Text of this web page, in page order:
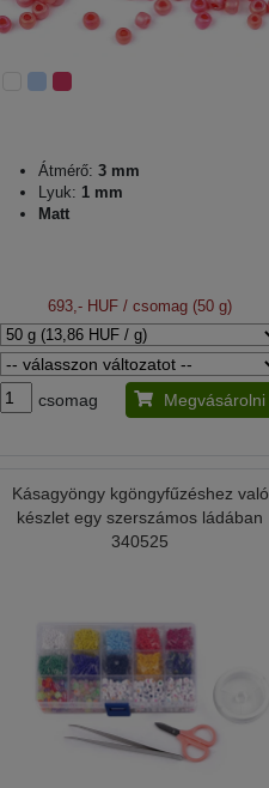
Átmérő: 3 mm
Lyuk: 1 mm
Matt
693,- HUF / csomag (50 g)
csomag Megvásárolni
Kásagyöngy kgöngyfűzéshez való
készlet egy szerszámos ládában
340525